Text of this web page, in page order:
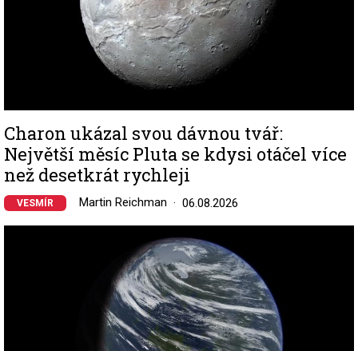
Charon ukázal svou dávnou tvář:
Největší měsíc Pluta se kdysi otáčel více
než desetkrát rychleji
VESMÍR Martin Reichman 06.08.2026